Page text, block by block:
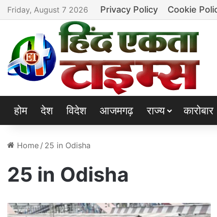
Friday, August 7 2026 Privacy Policy Cookie
होम देश विदेश आजमगढ़ राज्य कारोबार
Home / 25 in Odisha
25 in Odisha